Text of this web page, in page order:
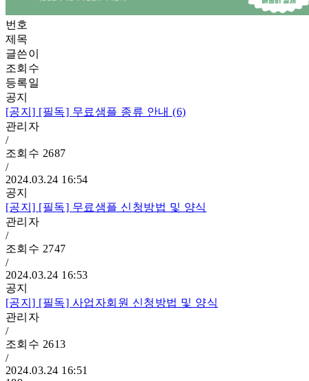
번호
제목
글쓴이
조회수
등록일
공지
[공지] [필독] 무료샘플 종류 안내 (6)
관리자
/
조회수 2687
/
2024.03.24 16:54
공지
[공지] [필독] 무료샘플 신청방법 및 양식
관리자
/
조회수 2747
/
2024.03.24 16:53
공지
[공지] [필독] 사업자회원 신청방법 및 양식
관리자
/
조회수 2613
/
2024.03.24 16:51